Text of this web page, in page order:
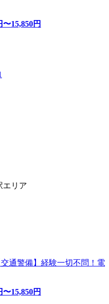
〜15,850円
エリア
通警備】経験一切不問！電
〜15,850円